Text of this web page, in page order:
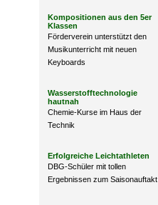
Kompositionen aus den 5er
Klassen
Förderverein unterstützt den
Musikunterricht mit neuen
Keyboards
Wasserstofftechnologie
hautnah
Chemie-Kurse im Haus der
Technik
Erfolgreiche Leichtathleten
DBG-Schüler mit tollen
Ergebnissen zum Saisonauftakt